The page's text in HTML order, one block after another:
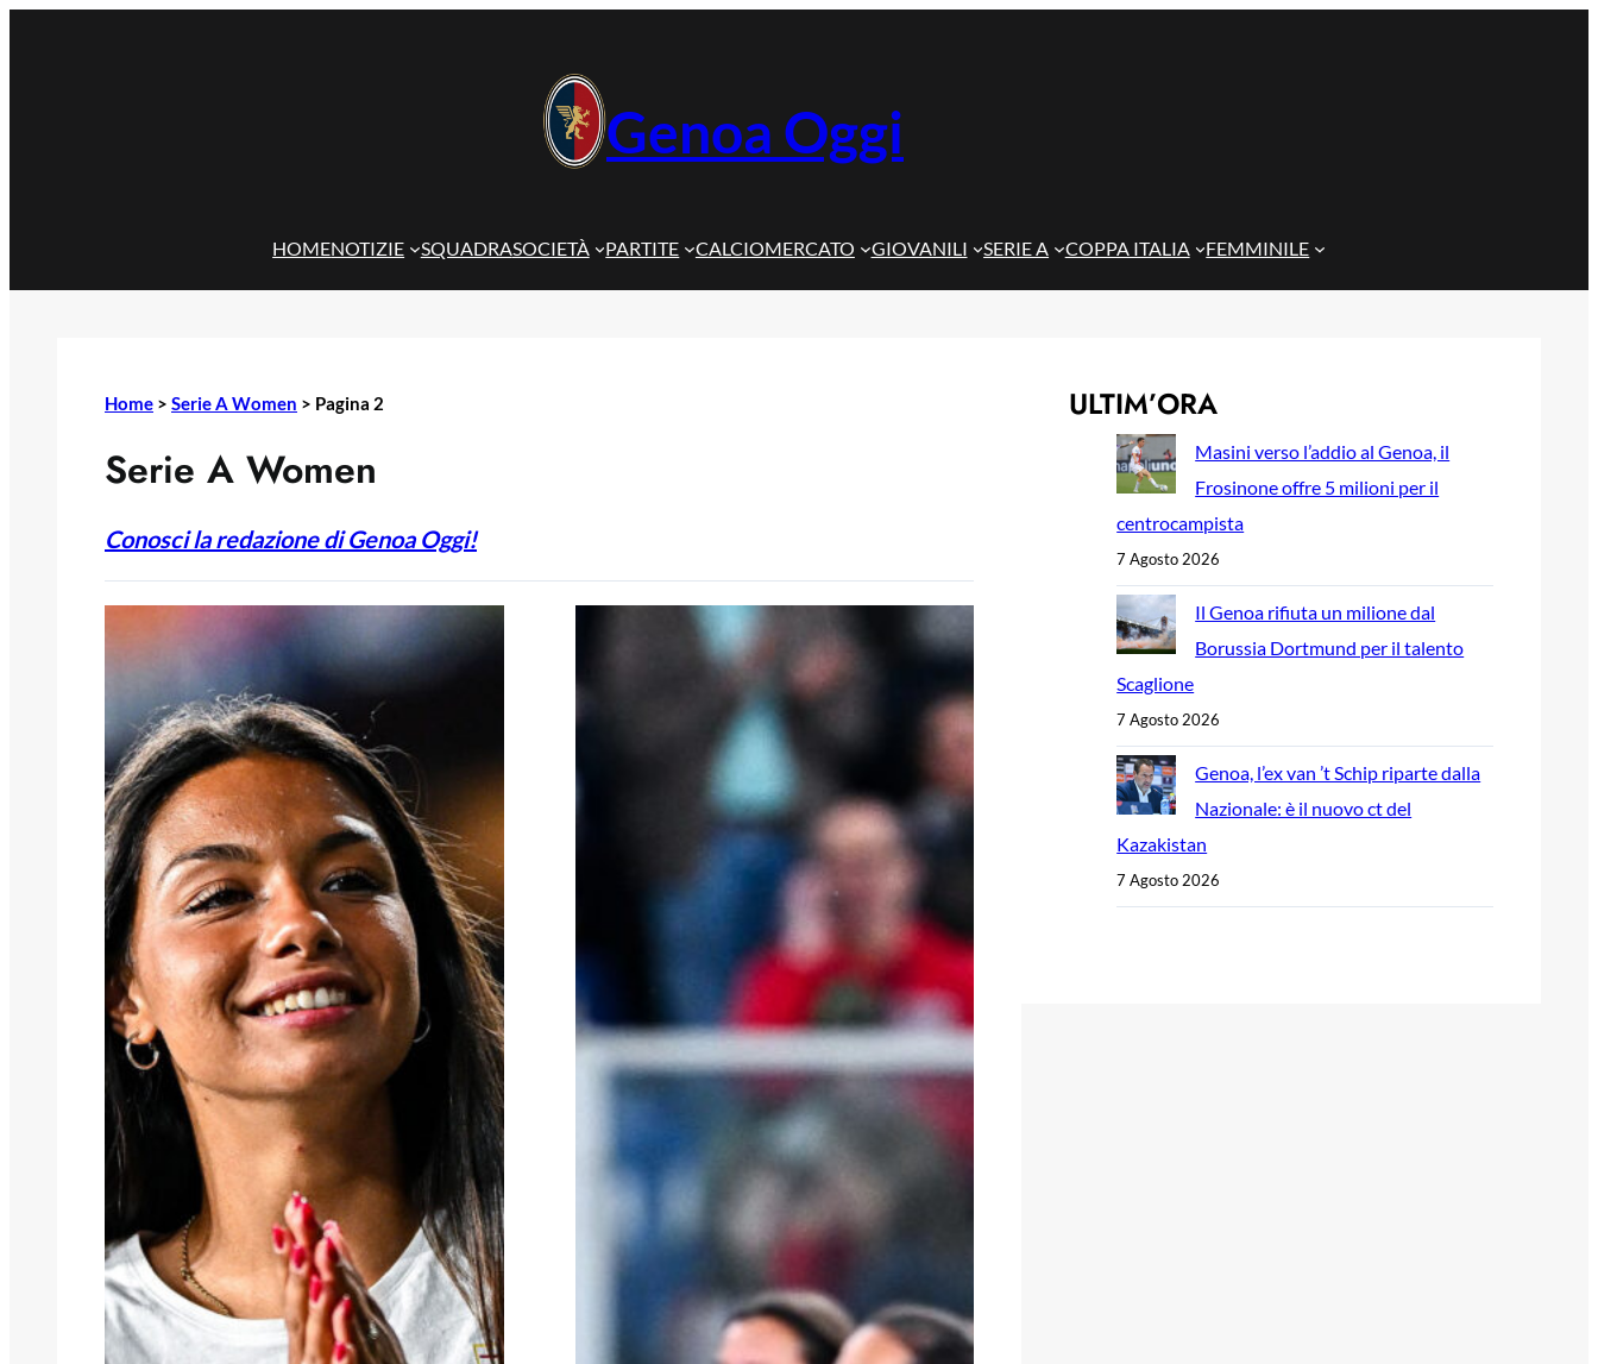
Genoa Oggi
HOMENOTIZIE SQUADRASOCIETÀ PARTITE CALCIOMERCATO GIOVANILI SERIE A COPPA ITALIA FEMMINILE
Home > Serie A Women > Pagina 2
Serie A Women
Conosci la redazione di Genoa Oggi!
ULTIM’ORA
Masini verso l’addio al Genoa, il
Frosinone offre 5 milioni per il
centrocampista
7 Agosto 2026
Il Genoa rifiuta un milione dal
Borussia Dortmund per il talento
Scaglione
7 Agosto 2026
Genoa, l’ex van ’t Schip riparte dalla
Nazionale: è il nuovo ct del
Kazakistan
7 Agosto 2026